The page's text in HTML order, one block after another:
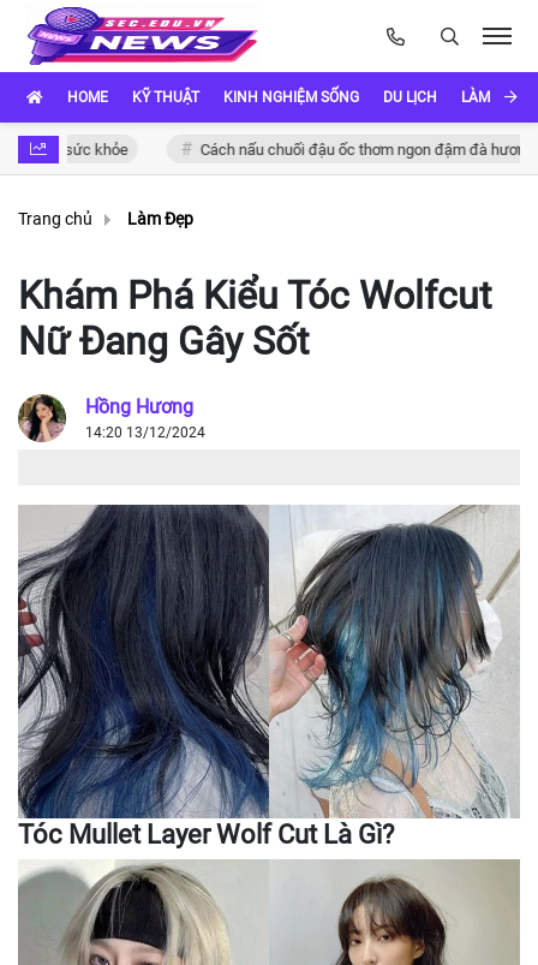
HOME KỸ THUẬT KINH NGHIỆM SỐNG DU LỊCH LÀM ĐẸP
khỏe Cách nấu chuối đậu ốc thơm ngon đậm đà hương vị Việt
Trang chủ Làm Đẹp
Khám Phá Kiểu Tóc Wolfcut
Nữ Đang Gây Sốt
Hồng Hương
14:20 13/12/2024
Tóc Mullet Layer Wolf Cut Là Gì?